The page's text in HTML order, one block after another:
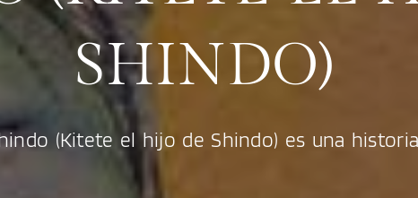
SHINDO)
(Kitete el hijo de Shindo) es una